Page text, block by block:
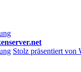
Stolz präsentiert von